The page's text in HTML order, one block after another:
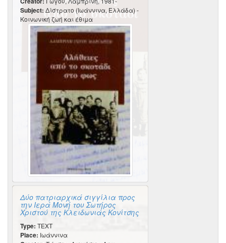
Subject: Δίστρατο (Ιωάννινα, Ελλάδα) -
Κοινωνική ζωή και έθιμα
Δύο πατριαρχικά σιγγίλια προς
την Ιερά Μονή του Σωτήρος
Χριστού της Κλειδωνιάς Κονίτσης
Type: TEXT
Place: Ιωάννινα